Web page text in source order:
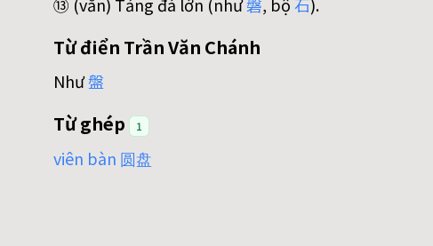
Từ điển Trần Văn Chánh
Như盤
Từ ghép 1
viên bàn 圆盘